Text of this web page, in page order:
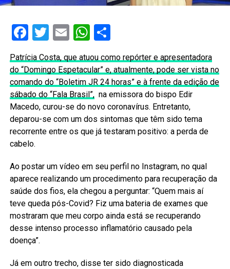
Facebook
Twitter
EmailWhatsApp
Patrícia Costa, que atuou como repórter e apresentadora
do “Domingo Espetacular” e, atualmente, pode ser vista no
comando do “Boletim JR 24 horas” e à frente da edição de
sábado do “Fala Brasil”,na emissora do bispo Edir
Macedo, curou-se do novo coronavírus. Entretanto,
deparou-se com um dos sintomas que têm sido tema
recorrente entre os que já testaram positivo: a perda de
cabelo.
Ao postar um vídeo em seu perfil no Instagram, no qual
aparece realizando um procedimento para recuperação da
saúde dos fios, ela chegou a perguntar: “Quem mais aí
teve queda pós-Covid? Fiz uma bateria de exames que
mostraram que meu corpo ainda está se recuperando
desse intenso processo inflamatório causado pela
doença”.
Já em outro trecho, disse ter sido diagnosticada